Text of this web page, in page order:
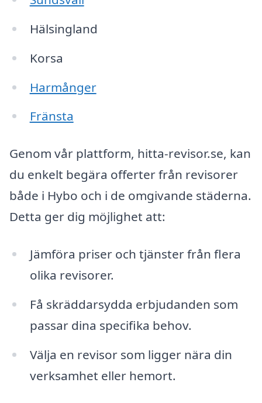
Hälsingland
Korsa
Harmånger
Fränsta
Genom vår plattform, hitta-revisor.se, kan
du enkelt begära offerter från revisorer
både i Hybo och i de omgivande städerna.
Detta ger dig möjlighet att:
Jämföra priser och tjänster från flera
olika revisorer.
Få skräddarsydda erbjudanden som
passar dina specifika behov.
Välja en revisor som ligger nära din
verksamhet eller hemort.